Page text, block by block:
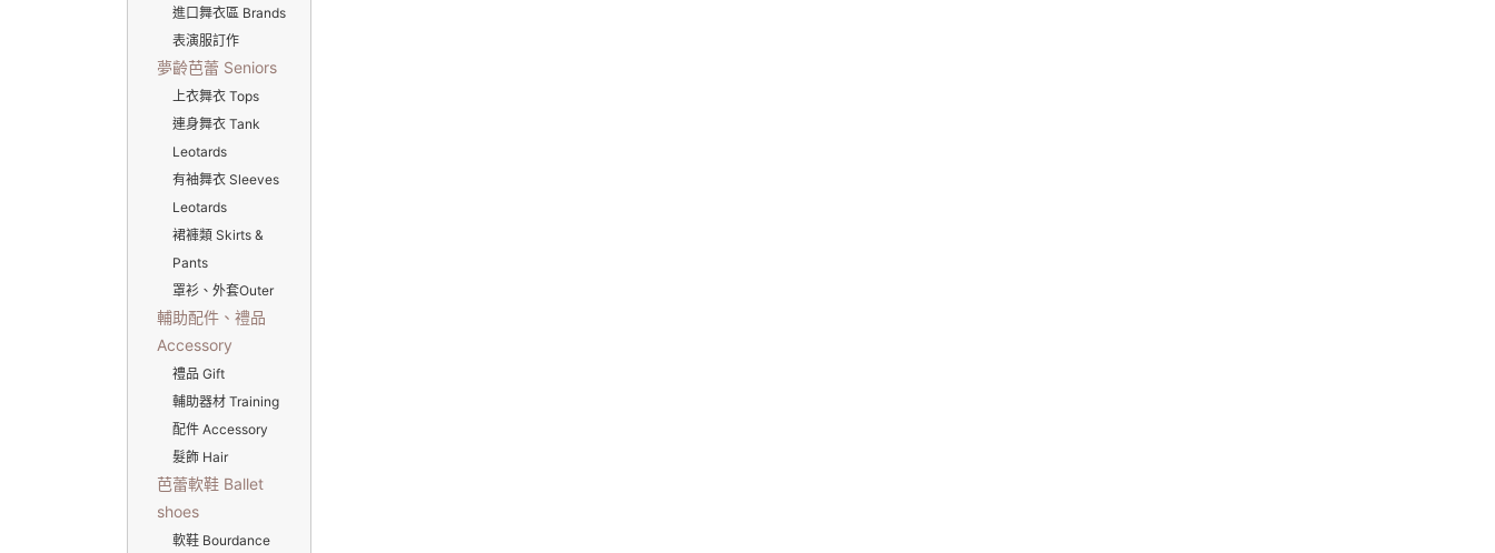
進口舞衣區 Brands
表演服訂作
夢齡芭蕾 Seniors
上衣舞衣 Tops
連身舞衣 Tank
Leotards
有袖舞衣 Sleeves
Leotards
裙褲類 Skirts &
Pants
罩衫、外套Outer
輔助配件、禮品
Accessory
禮品 Gift
輔助器材 Training
配件 Accessory
髮飾 Hair
芭蕾軟鞋 Ballet
shoes
軟鞋 Bourdance